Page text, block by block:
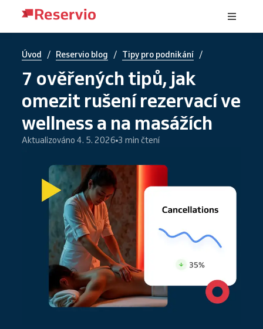
Úvod / Reservio blog / Tipy pro podnikání /
7 ověřených tipů, jak
omezit rušení rezervací ve
wellness a na masážích
Aktualizováno 4. 5. 2026 3 min čtení